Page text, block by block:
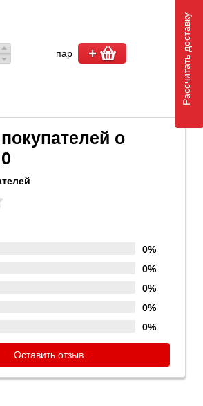
пар
о
0%
0%
0%
0%
0%
Оставить отзыв
Рассчитать доставку